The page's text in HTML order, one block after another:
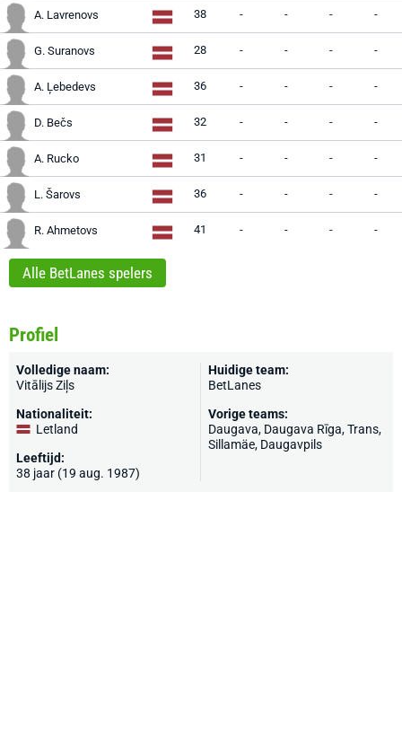
A. Lavrenovs 38 - - - -
G. Suranovs 28 - - - -
A. Ļebedevs 36 - - - -
D. Bečs 32 - - - -
A. Rucko 31 - - - -
L. Šarovs 36 - - - -
R. Ahmetovs 41 - - - -
Alle BetLanes spelers
Profiel
Volledige naam:
Vitālijs Ziļs
Nationaliteit:
Letland
Leeftijd:
38 jaar (19 aug. 1987)
Huidige team:
BetLanes
Vorige teams:
Daugava, Daugava Rīga,Trans,
Sillamäe, Daugavpils